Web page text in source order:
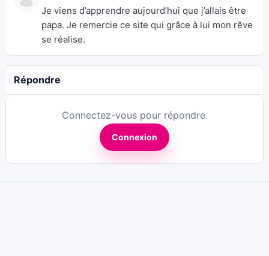
Je viens d’apprendre aujourd’hui que j’allais être
papa. Je remercie ce site qui grâce à lui mon rêve
se réalise.
Répondre
Connectez-vous pour répondre.
Connexion